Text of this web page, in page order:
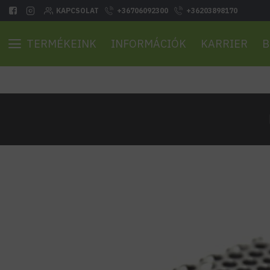
KAPCSOLAT +36706092300 +36203898170
TERMÉKEINK INFORMÁCIÓK KARRIER